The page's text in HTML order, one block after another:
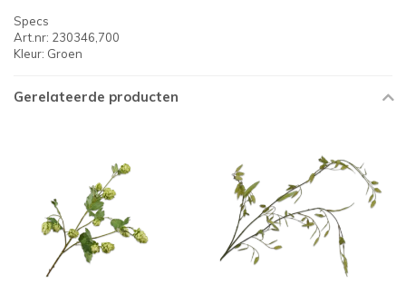
Specs
Art.nr: 230346,700
Kleur: Groen
Gerelateerde producten